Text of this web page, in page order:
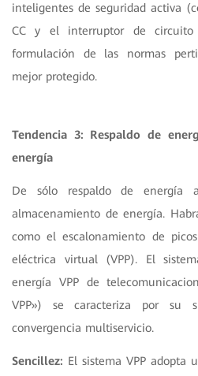
inteligentes de seguridad activa
CC y el interruptor de
formulación de las normas
mejor protegido.
Tendencia 3: Respaldo de
energía
De sólo respaldo de energía
almacenamiento de energía.
como el escalonamiento de
eléctrica virtual (VPP). El
energía VPP de
VPP») se caracteriza por su
convergencia multiservicio.
Sencillez: El sistema VPP adopta